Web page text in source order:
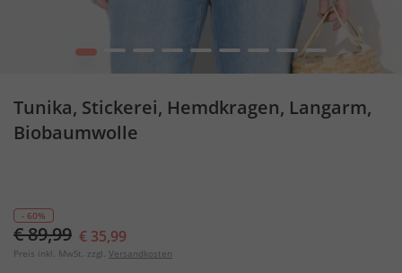
1 2 3 4 5 6 7 8 9
Tunika, Stickerei, Hemdkragen, Langarm,
Biobaumwolle
- 60%
€ 89,99 € 35,99
Preis inkl. MwSt. zzgl. Versandkosten